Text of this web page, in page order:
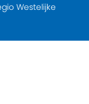
Westelijke